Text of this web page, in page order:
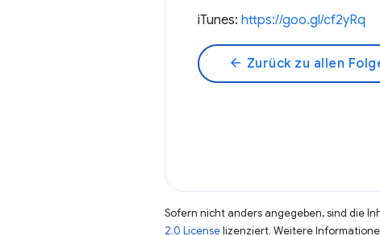
iTunes: https://goo.gl/cf2yRq
arrow_back Zurück zu allen
Sofern nicht anders angegeben, sind die
2.0 Licenselizenziert. Weitere